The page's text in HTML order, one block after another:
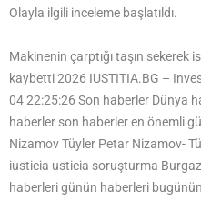
Olayla ilgili inceleme başlatıldı.
Makinenin çarptığı taşın sekerek
kaybetti 2026 IUSTITIA.BG –
04 22:25:26 Son haberler Dünya
haberler son haberler en önemli
Nizamov Tüyler Petar Nizamov-
iusticia usticia soruşturma
haberleri günün haberleri